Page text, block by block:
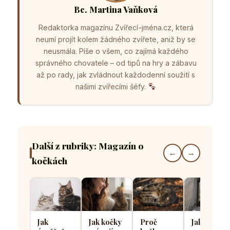
Bc. Martina Vaňková
Redaktorka magazínu Zvířecí-jména.cz, která
neumí projít kolem žádného zvířete, aniž by se
neusmála. Píše o všem, co zajímá každého
správného chovatele – od tipů na hry a zábavu
až po rady, jak zvládnout každodenní soužití s
našimi zvířecími šéfy.
Další z rubriky: Magazín o
kočkách
← →
Jak
Jak kočky
Proč
Jak kočičí